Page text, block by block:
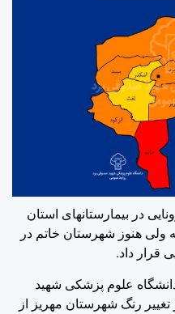
در بیمارستانهای استان
کاهش یافته ولی هنوز شهرستان خاتم در
قرار داد.
علوم پزشکی شهید
رنگ شهرستان‌ مهریز از